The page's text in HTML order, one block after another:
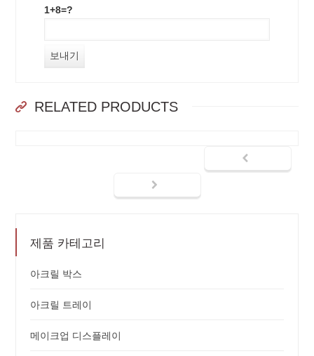
1+8=?
RELATED PRODUCTS
제품 카테고리
아크릴 박스
아크릴 트레이
메이크업 디스플레이